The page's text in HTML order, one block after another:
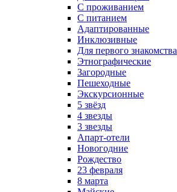
С проживанием
С питанием
Адаптированные
Инклюзивные
Для первого знакомства
Этнографические
Загородные
Пешеходные
Экскурсионные
5 звёзд
4 звезды
3 звезды
Апарт-отели
Новогодние
Рождество
23 февраля
8 марта